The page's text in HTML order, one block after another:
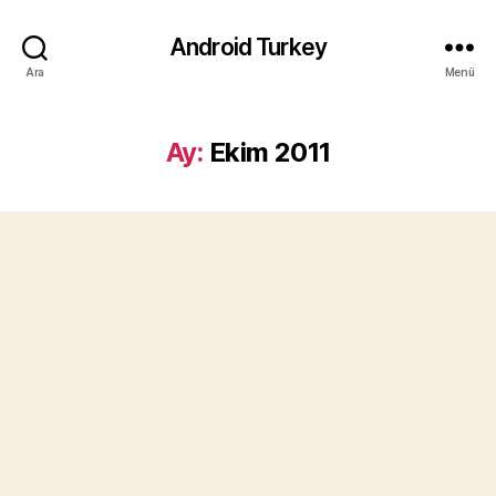
Ara
Android Turkey
Menü
Ay: Ekim 2011